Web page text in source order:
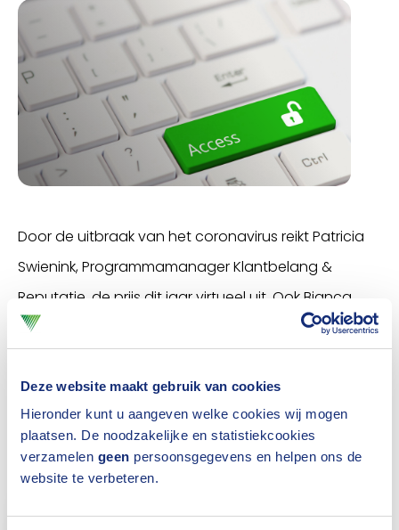
Deze website maakt gebruik van cookies
Hieronder kunt u aangeven welke cookies wij mogen
plaatsen. De noodzakelijke en statistiekcookies
verzamelen geen persoonsgegevens en helpen ons de
website te verbeteren.
Door de uitbraak van het coronavirus reikt Patricia
Swienink, Programmamanager Klantbelang &
Reputatie, de prijs dit jaar virtueel uit. Ook Bianca
reageert in een videoboodschap.
of bekijk hem opYoutube.
Je kunt deze video alleen afspelen als je